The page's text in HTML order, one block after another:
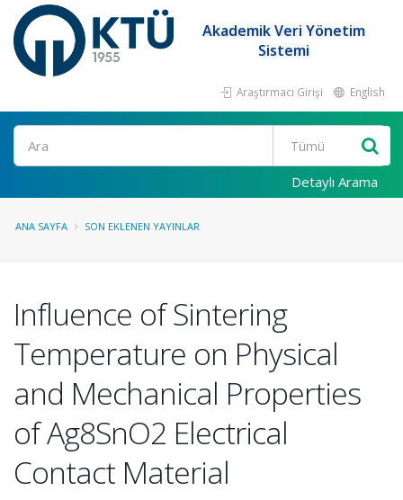
Akademik Veri Yönetim
Sistemi
Araştırmacı Girişi English
Ara
Detaylı Arama
ANA SAYFA SON EKLENEN YAYINLAR
Influence of Sintering
Temperature on Physical
and Mechanical Properties
of Ag8SnO2 Electrical
Contact Material